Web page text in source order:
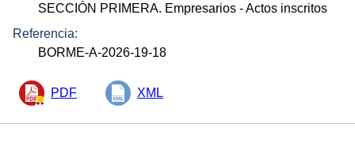
SECCIÓN PRIMERA. Empresarios - Actos inscritos
Referencia:
BORME-A-2026-19-18
PDF XML